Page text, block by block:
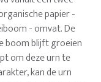
papier -
- omvat. De
boom blijft groeien
om deze urn te
kan de urn